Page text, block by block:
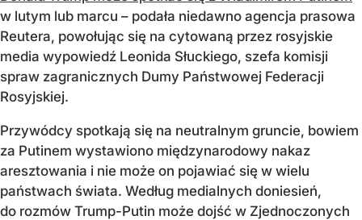
w lutym lub marcu – podała niedawno agencja prasowa
Reutera, powołując się na cytowaną przez rosyjskie
media wypowiedź Leonida Słuckiego, szefa komisji
spraw zagranicznych Dumy Państwowej Federacji
Rosyjskiej.
Przywódcy spotkają się na neutralnym gruncie, bowiem
za Putinem wystawiono międzynarodowy nakaz
aresztowania i nie może on pojawiać się w wielu
państwach świata. Według medialnych doniesień,
do rozmów Trump-Putin może dojść w Zjednoczonych